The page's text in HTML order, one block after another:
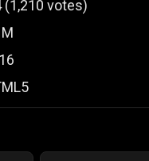
(1,210 votes)